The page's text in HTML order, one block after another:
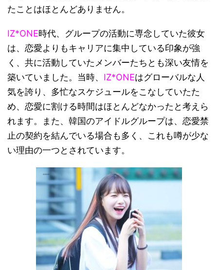
たことはほとんどありません。
IZ*ONE時代、グループの活動に専念していた彼女
は、恋愛よりもキャリアに集中している印象が強
く、共に活動していたメンバーたちとも深い友情を
築いていました。当時、 IZ*ONEはグローバルな人
気を誇り、多忙なスケジュールをこなしていたた
め、恋愛に割ける時間はほとんどなかったと考えら
れます。また、韓国のアイドルグループは、恋愛禁
止の契約を結んでいる場合も多く、これも噂が少な
い理由の一つとされています。